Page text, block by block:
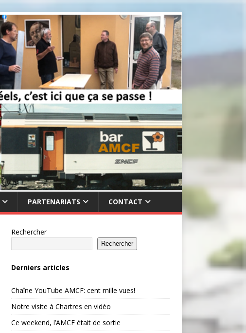
PARTENARIATS CONTACT
Rechercher
Rechercher
Derniers articles
Chaîne YouTube AMCF: cent mille vues!
Notre visite à Chartres en vidéo
Ce weekend, l’AMCF était de sortie